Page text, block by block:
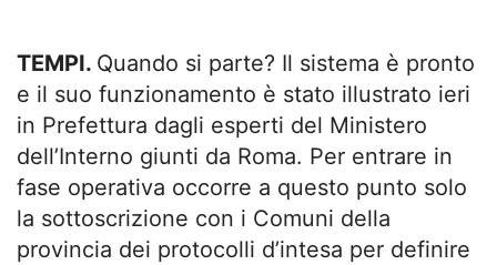
TEMPI. Quando si parte? Il sistema è pronto
e il suo funzionamento è stato illustrato ieri
in Prefettura dagli esperti del Ministero
dell’Interno giunti da Roma. Per entrare in
fase operativa occorre a questo punto solo
la sottoscrizione con i Comuni della
provincia dei protocolli d’intesa per definire